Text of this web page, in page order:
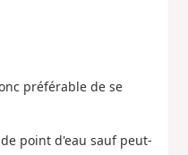
préférable de se
point d'eau sauf peut-